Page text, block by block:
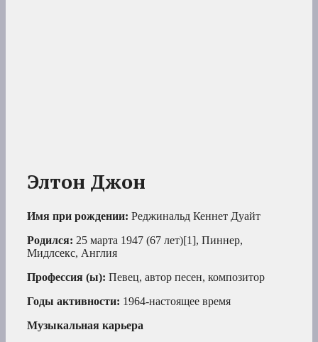
Элтон Джон
Имя при рождении: Реджинальд Кеннет Дуайт
Родился: 25 марта 1947 (67 лет)[1], Пиннер,
Мидлсекс, Англия
Профессия (ы): Певец, автор песен, композитор
Годы активности: 1964-настоящее время
Музыкальная карьера